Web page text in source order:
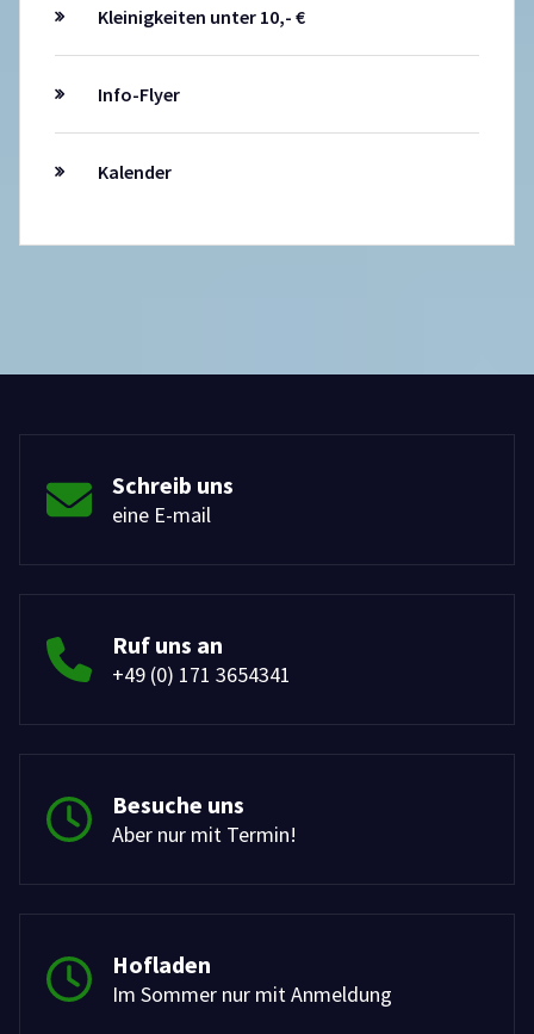
Kleinigkeiten unter 10,- €
Info-Flyer
Kalender
Schreib uns
eine E-mail
Ruf uns an
+49 (0) 171 3654341
Besuche uns
Aber nur mit Termin!
Hofladen
Im Sommer nur mit Anmeldung